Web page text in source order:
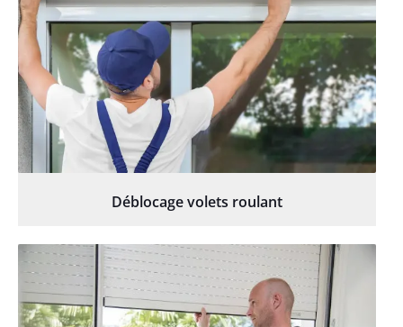
Déblocage volets roulant